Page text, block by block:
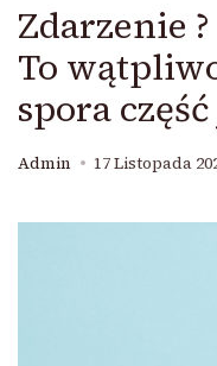
Zdarzenie
To
spora
Admin 17 Listopada